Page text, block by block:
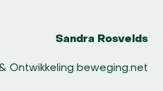
Sandra Rosvelds
Ontwikkeling beweging.net